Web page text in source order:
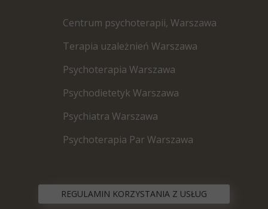
REGULAMIN KORZYSTANIA Z USŁUG
Centrum psychoterapii, Warszawa
Terapia uzależnień Warszawa
Psychoterapia Warszawa
Psychodietetyk Warszawa
Psychiatra Warszawa
Psychoterapia Par Warszawa